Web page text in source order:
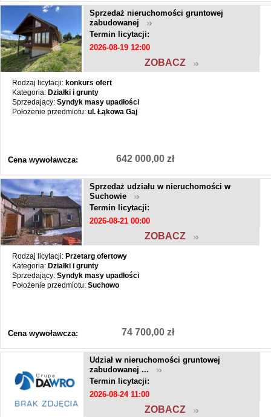
Sprzedaż nieruchomości gruntowej
zabudowanej
Termin licytacji:
2026-08-19 12:00
ZOBACZ
Rodzaj licytacji: konkurs ofert
Kategoria: Działki i grunty
Sprzedający: Syndyk masy upadłości
Położenie przedmiotu: ul. Łąkowa Gaj
Cena wywoławcza: 642 000,00 zł
Sprzedaż udziału w nieruchomości w
Suchowie
Termin licytacji:
2026-08-21 00:00
ZOBACZ
Rodzaj licytacji: Przetarg ofertowy
Kategoria: Działki i grunty
Sprzedający: Syndyk masy upadłości
Położenie przedmiotu: Suchowo
Cena wywoławcza: 74 700,00 zł
Udział w nieruchomości gruntowej
zabudowanej ...
Termin licytacji:
2026-08-24 11:00
ZOBACZ